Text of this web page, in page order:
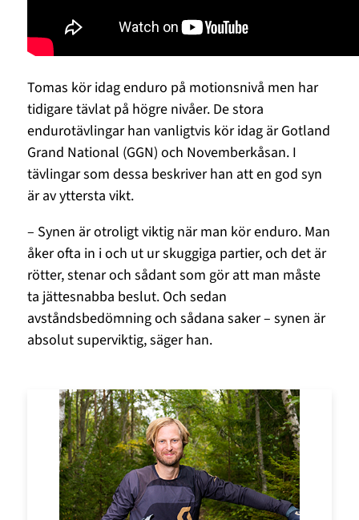
Tomas kör idag enduro på motionsnivå men har
tidigare tävlat på högre nivåer. De stora
endurotävlingar han vanligtvis kör idag är Gotland
Grand National (GGN) och Novemberkåsan. I
tävlingar som dessa beskriver han att en god syn
är av yttersta vikt.
– Synen är otroligt viktig när man kör enduro. Man
åker ofta in i och ut ur skuggiga partier, och det är
rötter, stenar och sådant som gör att man måste
ta jättesnabba beslut. Och sedan
avståndsbedömning och sådana saker – synen är
absolut superviktig, säger han.